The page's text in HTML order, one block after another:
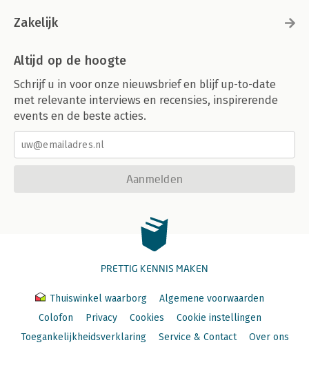
Zakelijk
Altijd op de hoogte
Schrijf u in voor onze nieuwsbrief en blijf up-to-date
met relevante interviews en recensies, inspirerende
events en de beste acties.
Aanmelden
PRETTIG KENNIS MAKEN
Thuiswinkel waarborg
Algemene voorwaarden
Colofon
Privacy Cookies
Cookie instellingen
Toegankelijkheidsverklaring
Service & Contact Over ons